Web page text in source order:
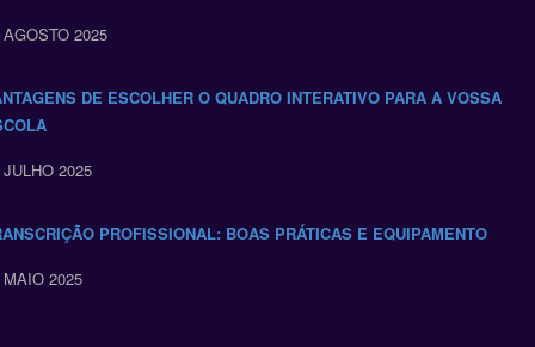
2025
DE ESCOLHER O QUADRO INTERATIVO PARA A VOSSA
2025
PROFISSIONAL: BOAS PRÁTICAS E EQUIPAMENTO
2025